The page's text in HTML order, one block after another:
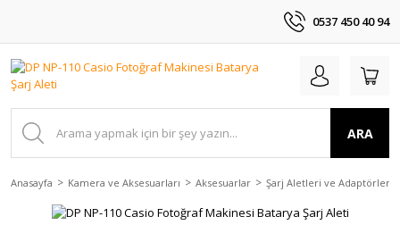
0537 450 40 94
ARA
Anasayfa Kamera ve Aksesuarları Aksesuarlar Şarj Aletleri ve Adaptörler